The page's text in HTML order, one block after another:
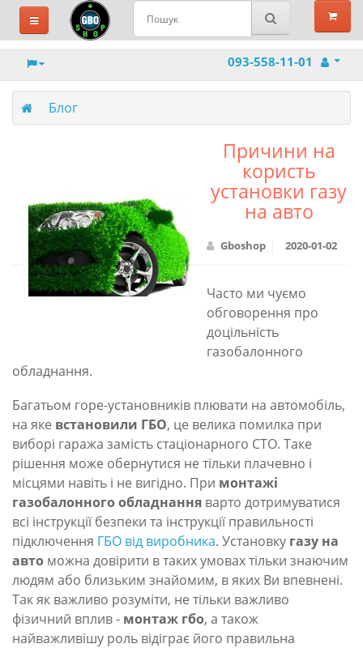
093-558-11-01
Блог
Причини на
користь
установки газу
на авто
Gboshop 2020-01-02
Часто ми чуємо
обговорення про
доцільність
газобалонного
обладнання.
Багатьом горе-установників плювати на автомобіль,
на яке встановили ГБО, це велика помилка при
виборі гаража замість стаціонарного СТО. Таке
рішення може обернутися не тільки плачевно і
місцями навіть і не вигідно. При монтажі
газобалонного обладнання варто дотримуватися
всі інструкції безпеки та інструкції правильності
підключення ГБО від виробника. Установку газу на
авто можна довірити в таких умовах тільки знаючим
людям або близьким знайомим, в яких Ви впевнені.
Так як важливо розуміти, не тільки важливо
фізичний вплив - монтаж гбо, а також
найважливішу роль відіграє його правильна